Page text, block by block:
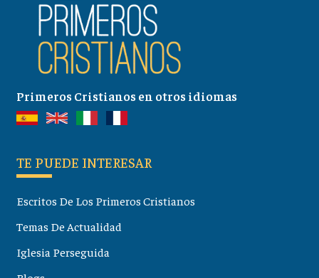
Primeros Cristianos en otros idiomas
TE PUEDE INTERESAR
Escritos De Los Primeros Cristianos
Temas De Actualidad
Iglesia Perseguida